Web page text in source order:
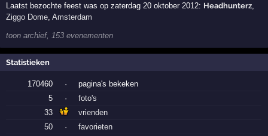
Laatst bezochte feest was op zaterdag 20 oktober 2012: Headhunterz
Ziggo Dome ,Amsterdam
toon archief, 153 evenementen
Statistieken
170460 ·
pagina's bekeken
5
·
foto's
33
vrienden
50
·
favorieten